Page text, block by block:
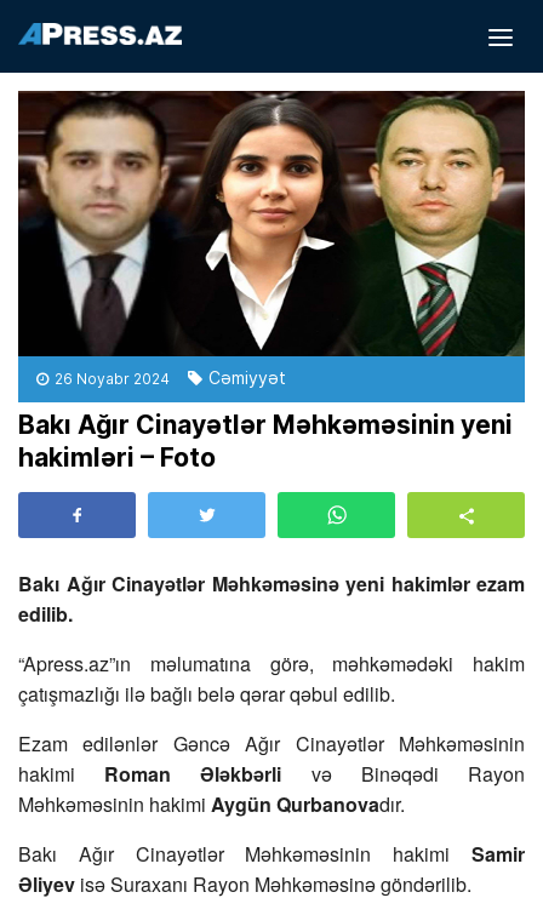
26 Noyabr 2024 Cəmiyyət
Bakı Ağır Cinayətlər Məhkəməsinin yeni
hakimləri – Foto
Bakı Ağır Cinayətlər Məhkəməsinə yeni hakimlər ezam
edilib.
“Apress.az”ın məlumatına görə, məhkəmədəki hakim
çatışmazlığı ilə bağlı belə qərar qəbul edilib.
Ezam edilənlər Gəncə Ağır Cinayətlər Məhkəməsinin
hakimi Roman Ələkbərli və Binəqədi Rayon
Məhkəməsinin hakimi Aygün Qurbanovadır.
Bakı Ağır Cinayətlər Məhkəməsinin hakimi Samir
Əliyev isə Suraxanı Rayon Məhkəməsinə göndərilib.